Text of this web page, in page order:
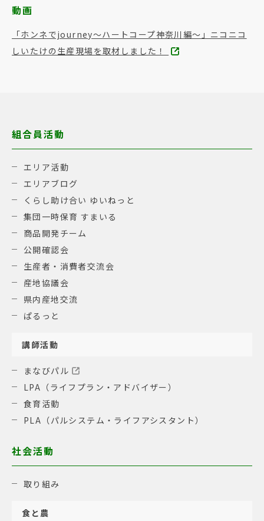
動画
「ホンネでjourney～ハートコープ神奈川編～」ニコニコ
しいたけの生産現場を取材しました！
組合員活動
エリア活動
エリアブログ
くらし助け合い ゆいねっと
集団一時保育 すまいる
商品開発チーム
公開確認会
生産者・消費者交流会
産地協議会
県内産地交流
ぱるっと
講師活動
まなびパル
LPA（ライフプラン・アドバイザー）
食育活動
PLA（パルシステム・ライフアシスタント）
社会活動
取り組み
食と農